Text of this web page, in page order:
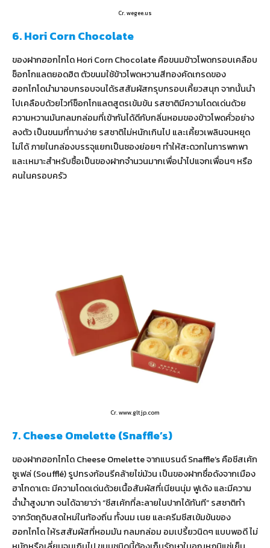
Cr. wegee.us
6. Hori Corn Chocolate
ของฝากฮอกไกโด Hori Corn Chocolate คือขนมข้าวโพดกรอบเคลือบ
ช็อกโกแลตยอดฮิต ตัวขนมใช้ข้าวโพดหวานสีทองคัดเกรดของ
ฮอกไกโดนำมาอบกรอบจนได้รสสัมผัสกรุบกรอบเคี้ยวสนุก จากนั้นนำ
ไปเคลือบด้วยไวท์ช็อกโกแลตสูตรเข้มข้น รสชาติมีความโดดเด่นด้วย
ความหวานมันกลมกล่อมที่เข้ากันได้ดีกับกลิ่นหอมของข้าวโพดคั่วอย่าง
ลงตัว เป็นขนมที่ทานง่าย รสชาติไม่หนักเกินไป และเคี้ยวเพลินจนหยุด
ไม่ได้ ภายในกล่องบรรจุแยกเป็นซองย่อยๆ ทำให้สะดวกในการพกพา
และเหมาะสำหรับซื้อเป็นของฝากจำนวนมากเพื่อนำไปแจกเพื่อนๆ หรือ
คนในครอบครัว
Cr. www.gltjp.com
7. Cheese Omelette (Snaffle’s)
ของฝากฮอกไกโด Cheese Omelette จากแบรนด์ Snaffle’s คือชีสเค้ก
ซูเฟล่ (Soufflé) รูปทรงก้อนรีคล้ายไข่ม้วน เป็นของฝากชื่อดังจากเมือง
ฮาโกดาเตะ มีความโดดเด่นด้วยเนื้อสัมผัสที่เนียนนุ่ม ฟูเด้ง และมีความ
ฉ่ำน้ำสูงมาก จนได้ฉายาว่า “ชีสเค้กที่ละลายในปากได้ทันที” รสชาติทำ
จากวัตถุดิบสดใหม่ในท้องถิ่น ทั้งนม เนย และครีมชีสเข้มข้นของ
ฮอกไกโด ให้รสสัมผัสที่หอมมัน กลมกล่อม อมเปรี้ยวนิดๆ แบบพอดี ไม่